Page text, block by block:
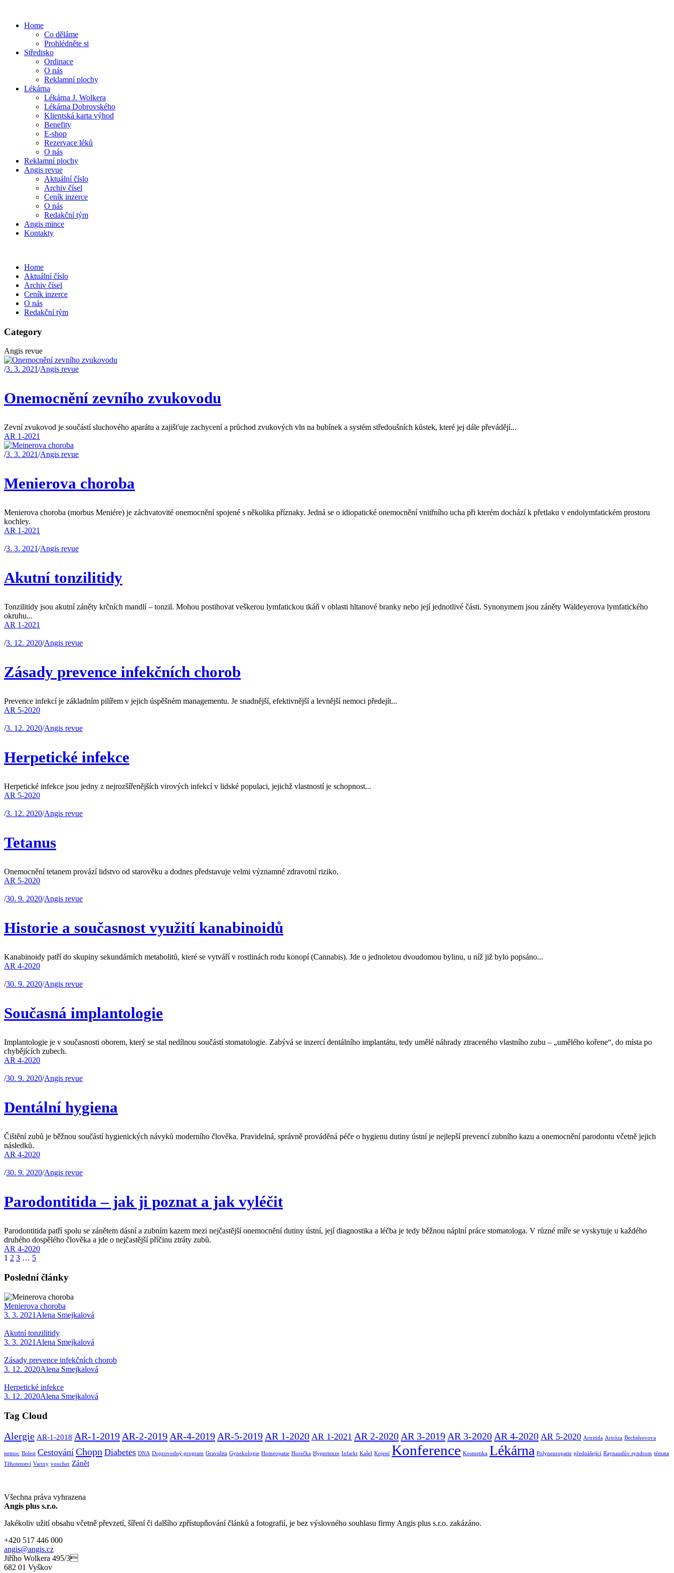
Home
Co děláme
Prohlédněte si
Středisko
Ordinace
O nás
Reklamní plochy
Lékárna
Lékárna J. Wolkera
Lékárna Dobrovského
Klientská karta výhod
Benefity
E-shop
Rezervace léků
O nás
Reklamní plochy
Angis revue
Aktuální číslo
Archiv čísel
Ceník inzerce
O nás
Redakční tým
Angis mince
Kontakty
Home
Aktuální číslo
Archiv čísel
Ceník inzerce
O nás
Redakční tým
Category
Angis revue
/3. 3. 2021/Angis revue
Onemocnění zevního zvukovodu
Zevní zvukovod je součástí sluchového aparátu a zajišťuje zachycení a průchod zvukových vln na bubínek a systém středoušních kůstek, které jej dále převádějí...
AR 1-2021
/3. 3. 2021/Angis revue
Menierova choroba
Menierova choroba (morbus Meniére) je záchvatovité onemocnění spojené s několika příznaky. Jedná se o idiopatické onemocnění vnitřního ucha při kterém dochází k přetlaku v endolymfatickém prostoru
kochley.
AR 1-2021
/3. 3. 2021/Angis revue
Akutní tonzilitidy
Tonzilitidy jsou akutní záněty krčních mandlí – tonzil. Mohou postihovat veškerou lymfatickou tkáň v oblasti hltanové branky nebo její jednotlivé části. Synonymem jsou záněty Waldeyerova lymfatického
okruhu...
AR 1-2021
/3. 12. 2020/Angis revue
Zásady prevence infekčních chorob
Prevence infekcí je základním pilířem v jejich úspěšném managementu. Je snadnější, efektivnější a levnější nemoci předejít...
AR 5-2020
/3. 12. 2020/Angis revue
Herpetické infekce
Herpetické infekce jsou jedny z nejrozšířenějších virových infekcí v lidské populaci, jejichž vlastností je schopnost...
AR 5-2020
/3. 12. 2020/Angis revue
Tetanus
Onemocnění tetanem provází lidstvo od starověku a dodnes představuje velmi významné zdravotní riziko.
AR 5-2020
/30. 9. 2020/Angis revue
Historie a současnost využití kanabinoidů
Kanabinoidy patří do skupiny sekundárních metabolitů, které se vytváří v rostlinách rodu konopí (Cannabis). Jde o jednoletou dvoudomou bylinu, u níž již bylo popsáno...
AR 4-2020
/30. 9. 2020/Angis revue
Současná implantologie
Implantologie je v současnosti oborem, který se stal nedílnou součástí stomatologie. Zabývá se inzercí dentálního implantátu, tedy umělé náhrady ztraceného vlastního zubu – „umělého kořene“, do místa po
chybějících zubech.
AR 4-2020
/30. 9. 2020/Angis revue
Dentální hygiena
Čištění zubů je běžnou součástí hygienických návyků moderního člověka. Pravidelná, správně prováděná péče o hygienu dutiny ústní je nejlepší prevencí zubního kazu a onemocnění parodontu včetně jejich
následků.
AR 4-2020
/30. 9. 2020/Angis revue
Parodontitida – jak ji poznat a jak vyléčit
Parodontitida patří spolu se zánětem dásní a zubním kazem mezi nejčastější onemocnění dutiny ústní, její diagnostika a léčba je tedy běžnou náplní práce stomatologa. V různé míře se vyskytuje u každého
druhého dospělého člověka a jde o nejčastější příčinu ztráty zubů.
AR 4-2020
1 2 3 … 5
Poslední články
Menierova choroba
3. 3. 2021 Alena Smejkalová
Akutní tonzilitidy
3. 3. 2021 Alena Smejkalová
Zásady prevence infekčních chorob
3. 12. 2020Alena Smejkalová
Herpetické infekce
3. 12. 2020Alena Smejkalová
Tag Cloud
Alergie AR-1-2018 AR-1-2019 AR-2-2019 AR-4-2019 AR-5-2019 AR 1-2020 AR 1-2021 AR 2-2020 AR 3-2019 AR 3-2020 AR 4-2020 AR 5-2020 Artritida Artróza Bechtěrevova
nemoc Bolest Cestování Chopn Diabetes DNA Doprovodný program Gravidita Gynekologie Homeopatie Horečka Hypertenze Infarkt Kašel Kojení Konference Kosmetika Lékárna Polyneuropatie přednášející Raynaudův syndrom témata
Těhotenství Varixy voucher Zánět
Všechna práva vyhrazena
Angis plus s.r.o.
Jakékoliv užití obsahu včetně převzetí, šíření či dalšího zpřístupňování článků a fotografií, je bez výslovného souhlasu firmy Angis plus s.r.o. zakázáno.
+420 517 446 000
angis@angis.cz
Jiřího Wolkera 495/3
682 01 Vyškov